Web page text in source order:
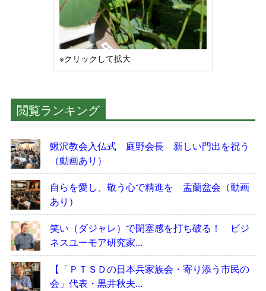
※クリックして拡大
閲覧ランキング
鰍沢教会入仏式 庭野会長 新しい門出を祝う
（動画あり）
自らを愛し、敬う心で精進を 盂蘭盆会（動画
あり）
笑い（ダジャレ）で閉塞感を打ち破る！ ビジ
ネスユーモア研究家...
【「ＰＴＳＤの日本兵家族会・寄り添う市民の
会」代表・黒井秋夫...